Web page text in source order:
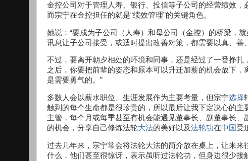
金控公司对于管理人寿、银行、投信等子公司的经营绩效
而宗宁在金控担任的就是“绩效管理”的关键角色。
她说：“要成为子公司（人寿）和母公司（金控）的桥梁，
讯息让子公司接受，或适时提出改善对策，都需要以真、善
不过，要离开朝夕相处的环境和同事，还是经过了一番挣
之后，你要把前辈的姿态和原本可以升迁加薪的机会放下
是需要勇气的。”
多数人会以薪水职位、生涯发展作为主要考量，但宗宁选择
触到的每个生命都是很珍贵的，所以最后让我下定决心的
主管，每个月或每季甚至有机会能遇见董事长、副董事长
的机会，分享自己修炼法轮大法的美好以及法轮功在中国 受
过去几年来，宗宁常会将法轮大法的简介放在桌上，让来
什么，他们甚至很惊讶，表示虽听过法轮功，但身边很少